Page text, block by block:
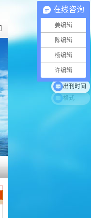
在线咨询
姜编辑
陈编辑
杨编辑
许编辑
出刊时间